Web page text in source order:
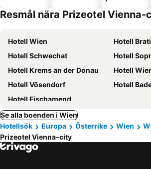
Resmål nära Prizeotel Vienna-
Hotell Wien
Hotell
Hotell Schwechat
Hotell
Hotell Krems an der Donau
Hotell
Hotell Vösendorf
Hotell
Hotell Fischamend
Se alla boenden i Wien
Hotellsök
Europa Österrike Wien
Prizeotel Vienna-city